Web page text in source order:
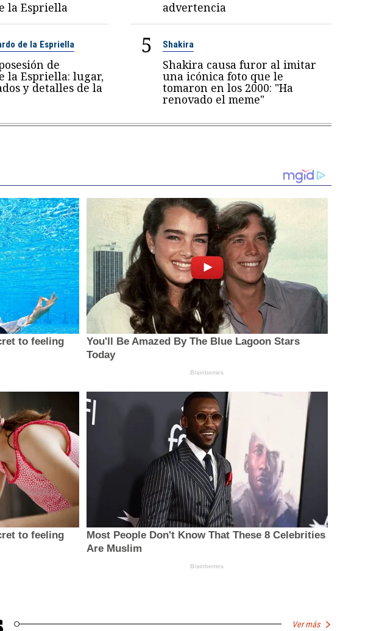
la Espriella advertencia
de la Espriella
de
la Espriella: lugar,
y detalles de la
5 Shakira
Shakira causa furor al imitar
una icónica foto que le
tomaron en los 2000: "Ha
renovado el meme"
Ver más